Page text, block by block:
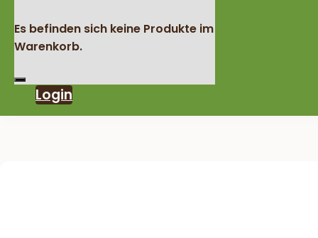
Es befinden sich keine Produkte im
Warenkorb.
Login